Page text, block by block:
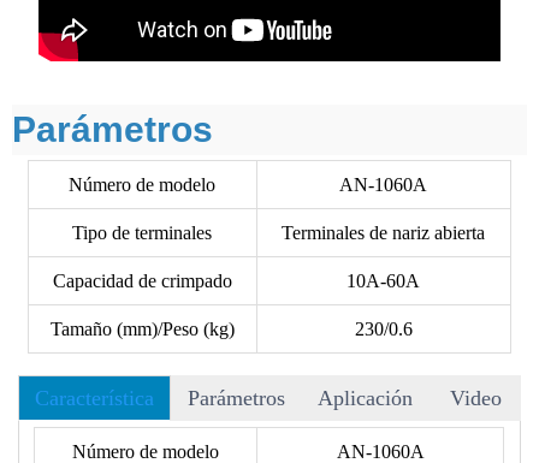
Parámetros
Número de modelo AN-1060A
Tipo de terminales Terminales de nariz abierta
Capacidad de crimpado 10A-60A
Tamaño (mm)/Peso (kg) 230/0.6
Característica Parámetros Aplicación Video
Número de modelo AN-1060A
• Hay más de 40 matrices para elegir, y aceptamos matrices